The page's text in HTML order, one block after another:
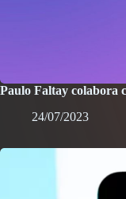
Paulo Faltay colabora
24/07/2023